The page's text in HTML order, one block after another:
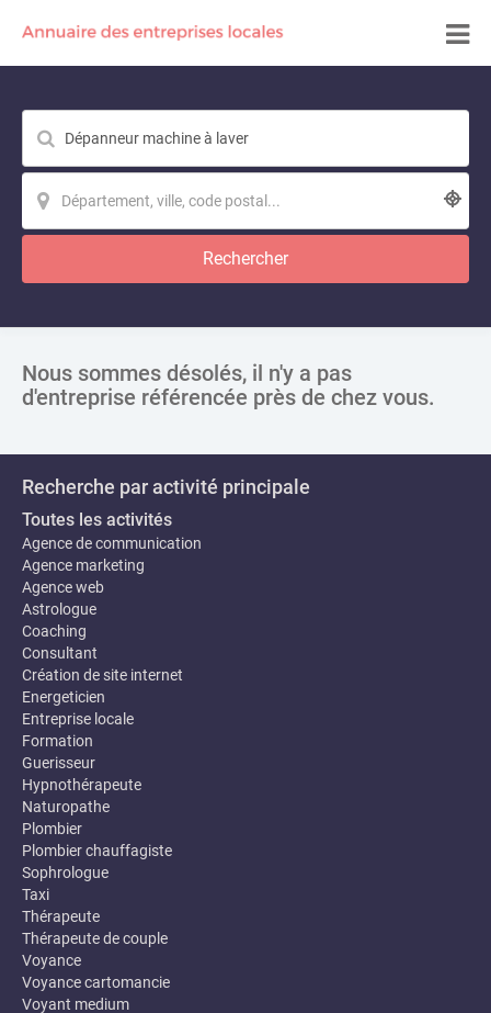
Rechercher
Nous sommes désolés, il n'y a pas
d'entreprise référencée près de chez vous.
Recherche par activité principale
Toutes les activités
Agence de communication
Agence marketing
Agence web
Astrologue
Coaching
Consultant
Création de site internet
Energeticien
Entreprise locale
Formation
Guerisseur
Hypnothérapeute
Naturopathe
Plombier
Plombier chauffagiste
Sophrologue
Taxi
Thérapeute
Thérapeute de couple
Voyance
Voyance cartomancie
Voyant medium